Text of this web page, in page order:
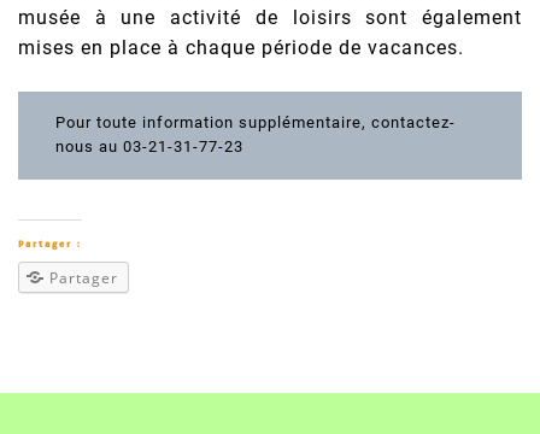
musée à une activité de loisirs sont également
mises en place à chaque période de vacances.
Pour toute information supplémentaire, contactez-
nous au 03-21-31-77-23
Partager :
Partager